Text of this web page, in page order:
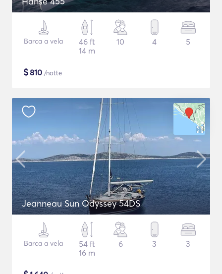
Barca a vela
46 ft
14 m
10 4 5
$810 /notte
Jeanneau Sun Odyssey 54DS
Barca a vela
54 ft
16 m
6 3 3